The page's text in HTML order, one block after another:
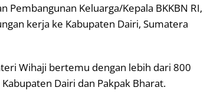
Pembangunan Keluarga/Kepala BKKBN RI,
kerja ke Kabupaten Dairi, Sumatera
Wihaji bertemu dengan lebih dari 800
Dairi dan Pakpak Bharat.